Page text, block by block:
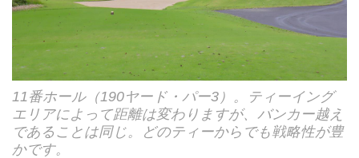
11番ホール（190ヤード・パー3）。ティーイング
エリアによって距離は変わりますが、バンカー越え
であることは同じ。どのティーからでも戦略性が豊
かです。